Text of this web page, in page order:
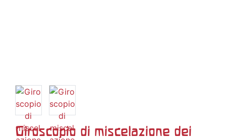
Giroscopio di miscelazione dei